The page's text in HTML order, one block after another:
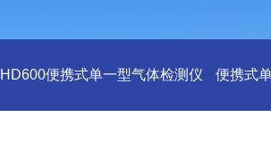
HD600便携式单一型气体检测仪 便携式